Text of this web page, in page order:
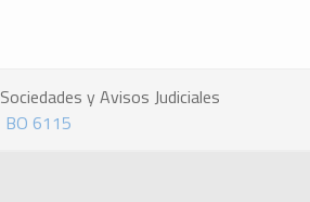
Sociedades y Avisos Judiciales
BO 6115